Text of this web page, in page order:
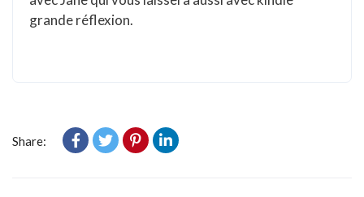
grande réflexion.
Share: